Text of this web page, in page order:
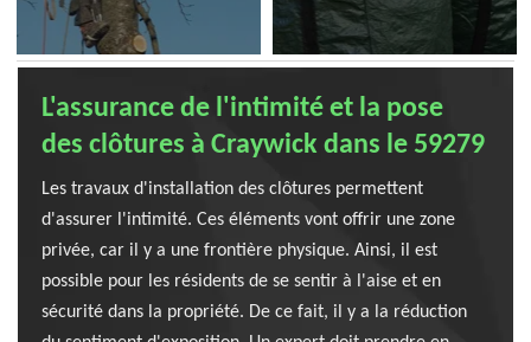
L'assurance de l'intimité et la pose
des clôtures à Craywick dans le 59279
Les travaux d'installation des clôtures permettent
d'assurer l'intimité. Ces éléments vont offrir une zone
privée, car il y a une frontière physique. Ainsi, il est
possible pour les résidents de se sentir à l'aise et en
sécurité dans la propriété. De ce fait, il y a la réduction